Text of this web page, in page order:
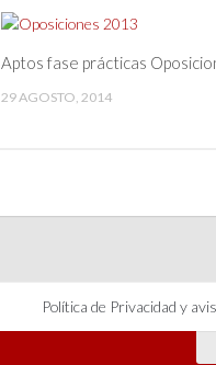
Aptos fase prácticas
29 AGOSTO, 2014
Política de Privacidad y